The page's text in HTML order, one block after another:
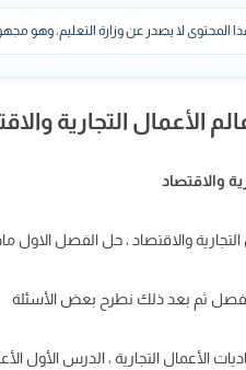
المحتوى لا يصدر عن وزارة التعليم، وهو
التجارية
والاقتصاد
والاقتصاد ، حل الفصل
ثم بعد ذلك نطرح بعض الأسئلة
التجارية ، الدرس الأول